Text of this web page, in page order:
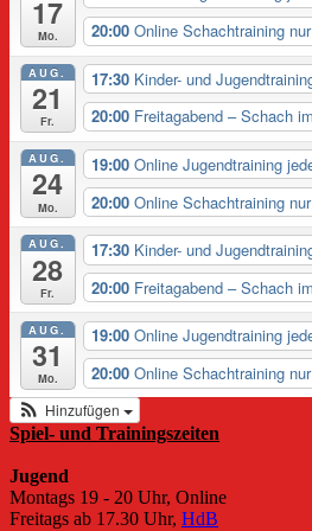
17
Mo.
20:00 Online Schachtraining
AUG.
21
Fr.
17:30 Kinder- und
20:00 Freitagabend – Schach
AUG.
24
Mo.
19:00 Online Jugendtraining
20:00 Online Schachtraining
AUG.
28
Fr.
17:30 Kinder- und
20:00 Freitagabend – Schach
AUG.
31
Mo.
19:00 Online Jugendtraining
20:00 Online Schachtraining
Hinzufügen
Spiel- und Trainingszeiten
Jugend
Montags 19 - 20 Uhr, Online
Freitags ab 17.30 Uhr, HdB